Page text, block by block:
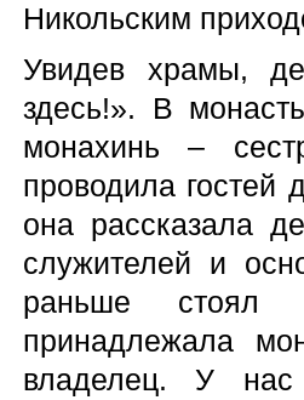
Никольским
Увидев храмы,
здесь!». В
монахинь –
проводила гостей
она рассказала
служителей и
раньше стоял
принадлежала
владелец. У нас